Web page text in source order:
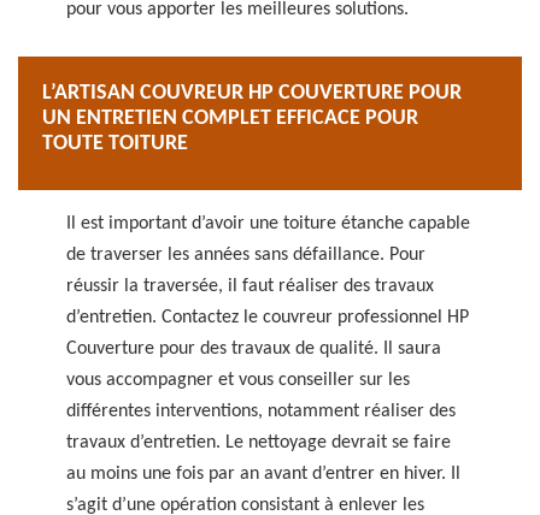
pour vous apporter les meilleures solutions.
L’ARTISAN COUVREUR HP COUVERTURE POUR
UN ENTRETIEN COMPLET EFFICACE POUR
TOUTE TOITURE
Il est important d’avoir une toiture étanche capable
de traverser les années sans défaillance. Pour
réussir la traversée, il faut réaliser des travaux
d’entretien. Contactez le couvreur professionnel HP
Couverture pour des travaux de qualité. Il saura
vous accompagner et vous conseiller sur les
différentes interventions, notamment réaliser des
travaux d’entretien. Le nettoyage devrait se faire
au moins une fois par an avant d’entrer en hiver. Il
s’agit d’une opération consistant à enlever les